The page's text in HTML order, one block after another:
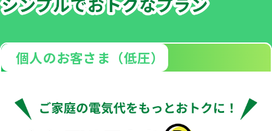
個人のお客さま（低圧）